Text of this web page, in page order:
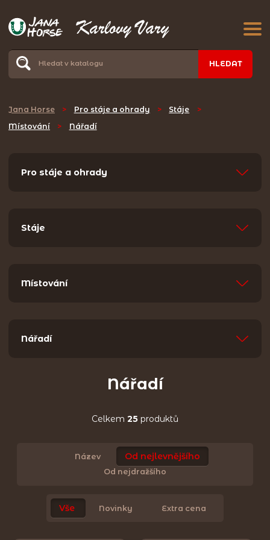
HLEDAT
Jana Horse > Pro stáje a ohrady > Stáje
>
Místování
> Nářadí
Pro stáje a ohrady
Stáje
Místování
Nářadí
Nářadí
Celkem 25 produktů
Název Od nejlevnějšího
Od nejdražšího
Vše Novinky Extra cena